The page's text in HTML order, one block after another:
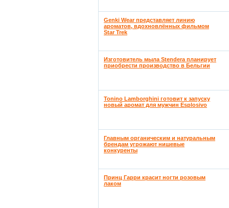
Genki Wear представляет линию
ароматов, вдохновлённых фильмом
Star Trek
Изготовитель мыла Stendera планирует
приобрести производство в Бельгии
Tonino Lamborghini готовит к запуску
новый аромат для мужчин Esplosivo
Главным органическим и натуральным
брендам угрожают нишевые
конкуренты
Принц Гарри красит ногти розовым
лаком